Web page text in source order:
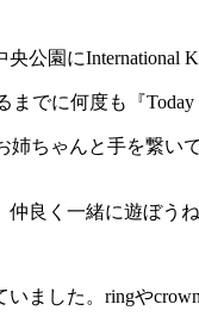
園にInternational
でに何度も『Today
姉ちゃんと手を繋
良く一緒に遊ぼう
ました。ringや